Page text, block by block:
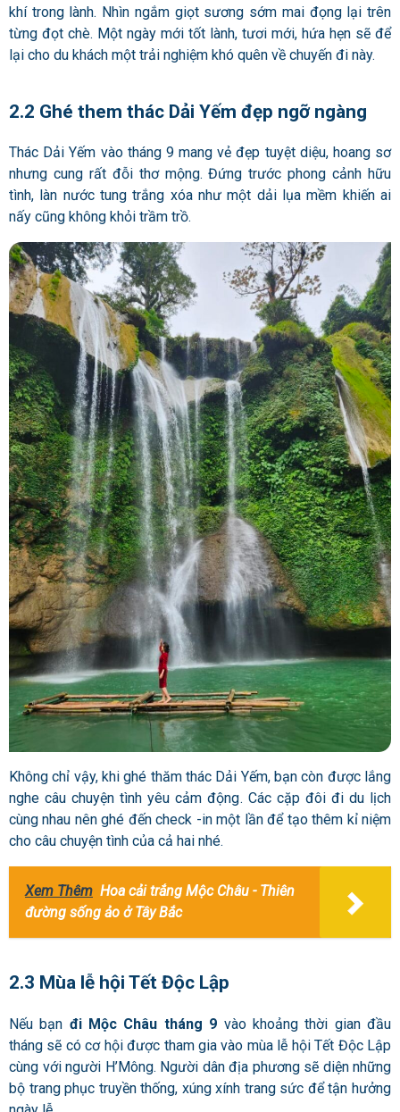
khí trong lành. Nhìn ngắm giọt sương sớm mai đọng lại trên
từng đọt chè. Một ngày mới tốt lành, tươi mới, hứa hẹn sẽ để
lại cho du khách một trải nghiệm khó quên về chuyến đi này.
2.2 Ghé them thác Dải Yếm đẹp ngỡ ngàng
Thác Dải Yếm vào tháng 9 mang vẻ đẹp tuyệt diệu, hoang sơ
nhưng cung rất đỗi thơ mộng. Đứng trước phong cảnh hữu
tình, làn nước tung trắng xóa như một dải lụa mềm khiến ai
nấy cũng không khỏi trầm trồ.
Không chỉ vậy, khi ghé thăm thác Dải Yếm, bạn còn được lắng
nghe câu chuyện tình yêu cảm động. Các cặp đôi đi du lịch
cùng nhau nên ghé đến check -in một lần để tạo thêm kỉ niệm
cho câu chuyện tình của cả hai nhé.
Xem Thêm Hoa cải trắng Mộc Châu - Thiên
đường sống ảo ở Tây Bắc
2.3 Mùa lễ hội Tết Độc Lập
Nếu bạn đi Mộc Châu tháng 9 vào khoảng thời gian đầu
tháng sẽ có cơ hội được tham gia vào mùa lễ hội Tết Độc Lập
cùng với người H’Mông. Người dân địa phương sẽ diện những
bộ trang phục truyền thống, xúng xính trang sức để tận hưởng